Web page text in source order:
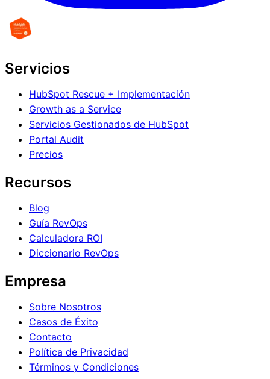
Servicios
HubSpot Rescue + Implementación
Growth as a Service
Servicios Gestionados de HubSpot
Portal Audit
Precios
Recursos
Blog
Guía RevOps
Calculadora ROI
Diccionario RevOps
Empresa
Sobre Nosotros
Casos de Éxito
Contacto
Política de Privacidad
Términos y Condiciones